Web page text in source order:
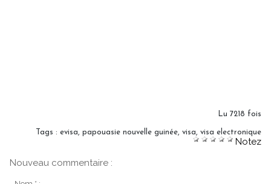
Lu 7218 fois
Tags : evisa, papouasie nouvelle guinée, visa, visa electronique
Notez
Nouveau commentaire :